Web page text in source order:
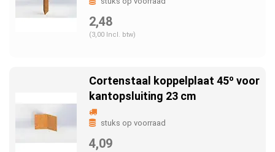
2,48
(3,00 Incl. btw)
Cortenstaal koppelplaat 45º voor
kantopsluiting 23 cm
stuks op voorraad
4,09